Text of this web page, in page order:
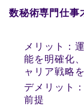
数秘術専門仕事
メリット：
能を明確化
ャリア戦略
デメリット
前提